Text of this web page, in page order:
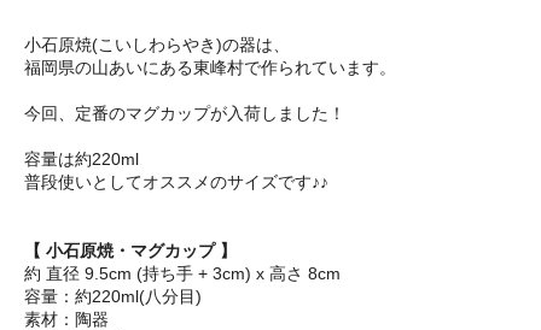
小石原焼(こいしわらやき)の器は、
福岡県の山あいにある東峰村で作られています。
今回、定番のマグカップが入荷しました！
容量は約220ml
普段使いとしてオススメのサイズです♪♪
【 小石原焼・マグカップ 】
約 直径 9.5cm (持ち手 + 3cm) x 高さ 8cm
容量：約220ml(八分目)
素材：陶器